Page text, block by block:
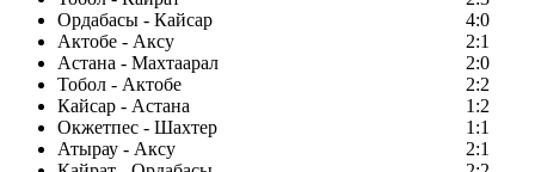
Ордабасы - Кайсар
4:0
Актобе - Аксу
2:1
Астана - Махтаарал
2:0
Тобол - Актобе
2:2
Кайсар - Астана
1:2
Окжетпес - Шахтер
1:1
Атырау - Аксу
2:1